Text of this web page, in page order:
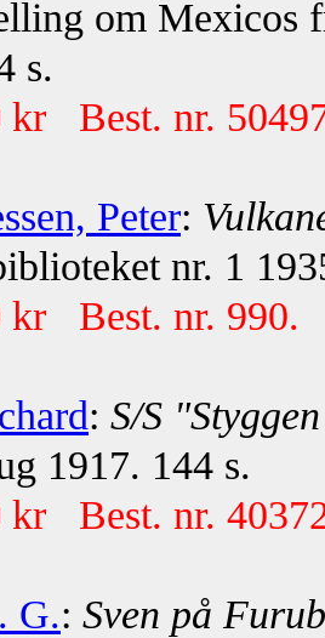
om Mexicos
s.
kr Best. nr.
Peter:
nr. 1
kr Best. nr. 990.
: S/S
1917. 144 s.
kr Best. nr.
G.: Sven på